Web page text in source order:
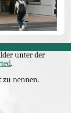
unter der
.
zu nennen.